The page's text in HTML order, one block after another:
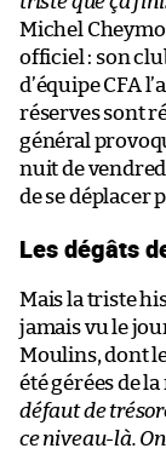
Michel
officiel : son
d’équipe CFA
réserves sont
général
nuit de
de se déplacer
Les dégâts
Mais la triste
jamais vu le
Moulins, dont
été gérées de
défaut de
ce niveau-là.